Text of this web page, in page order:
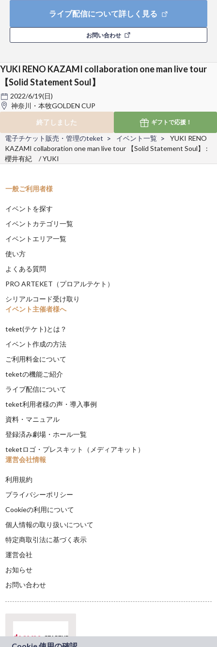
ライブ配信について詳しく見る
お問い合わせ
YUKI RENO KAZAMI collaboration one man live tour
【Solid Statement Soul】
2022/6/19(日)
神奈川・本牧GOLDEN CUP
終了しました
ギフトで応援！
電子チケット販売・管理のteket イベント一覧
YUKI RENO
KAZAMI collaboration one man live tour 【Solid Statement Soul】 :
櫻井有紀 / YUKI
一般ご利用者様
イベントを探す
イベントカテゴリ一覧
イベントエリア一覧
使い方
よくある質問
PRO ARTEKET（プロアルテケト）
シリアルコード受け取り
イベント主催者様へ
teket(テケト)とは？
イベント作成の方法
ご利用料金について
teketの機能ご紹介
ライブ配信について
teket利用者様の声・導入事例
資料・マニュアル
登録済み劇場・ホール一覧
teketロゴ・プレスキット（メディアキット）
運営会社情報
利用規約
プライバシーポリシー
Cookieの利用について
個人情報の取り扱いについて
特定商取引法に基づく表示
運営会社
お知らせ
お問い合わせ